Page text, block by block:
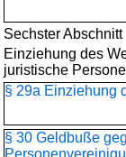
Sechster Abschnitt
Einziehung des
juristische
§ 29a Einziehung
§ 30 Geldbuße